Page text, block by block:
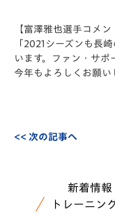
【富澤雅也選手コメン
「2021シーズンも長
います。ファン・サポ
今年もよろしくお願い
<< 次の記事へ
新着情報
トレーニン